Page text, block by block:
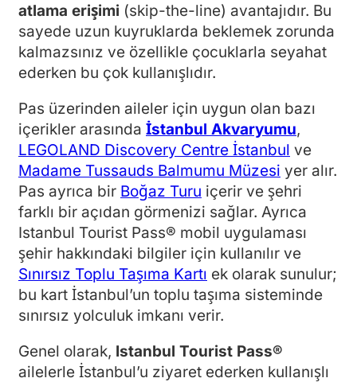
atlama erişimi (skip-the-line) avantajıdır. Bu
sayede uzun kuyruklarda beklemek zorunda
kalmazsınız ve özellikle çocuklarla seyahat
ederken bu çok kullanışlıdır.
Pas üzerinden aileler için uygun olan bazı
içerikler arasında İstanbul Akvaryumu,
LEGOLAND Discovery Centre İstanbul ve
Madame Tussauds Balmumu Müzesi yer alır.
Pas ayrıca bir Boğaz Turu içerir ve şehri
farklı bir açıdan görmenizi sağlar. Ayrıca
Istanbul Tourist Pass® mobil uygulaması
şehir hakkındaki bilgiler için kullanılır ve
Sınırsız Toplu Taşıma Kartı ek olarak sunulur;
bu kart İstanbul’un toplu taşıma sisteminde
sınırsız yolculuk imkanı verir.
Genel olarak, Istanbul Tourist Pass®
ailelerle İstanbul’u ziyaret ederken kullanışlı